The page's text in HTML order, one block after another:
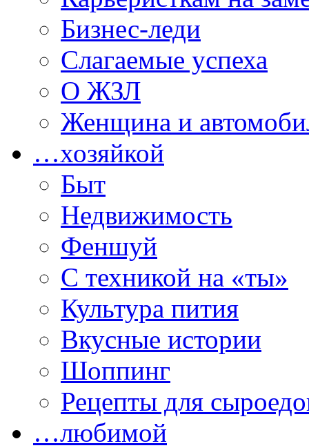
Бизнес-леди
Слагаемые успеха
О ЖЗЛ
Женщина и
…хозяйкой
Быт
Недвижимость
Феншуй
С техникой на «ты»
Культура пития
Вкусные истории
Шоппинг
Рецепты для
…любимой